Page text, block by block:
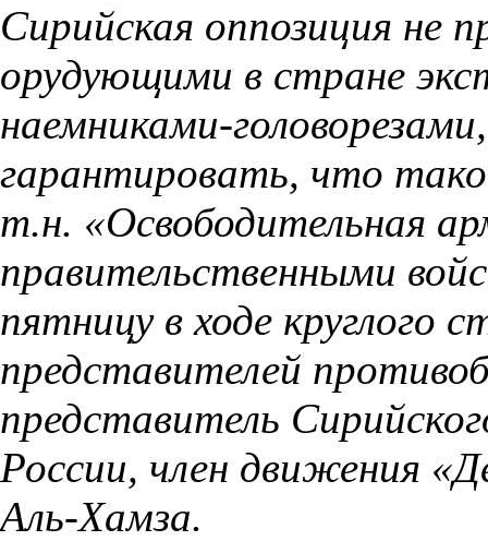
Сирийская оппозиция не
орудующими в стране
наемниками-
гарантировать, что
т.н. «Освободительная
правительственными
пятницу в ходе круглого
представителей
представитель
России, член движения
Аль-Хамза.